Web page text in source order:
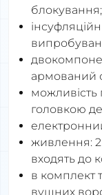
блокування;
армований
можливість
головкою
живлення:
входять до
в комплект
вушних